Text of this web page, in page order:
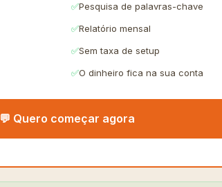
✅Pesquisa de palavras-chave
✅Relatório mensal
✅Sem taxa de setup
✅O dinheiro fica na sua conta
💬 Quero começar agora